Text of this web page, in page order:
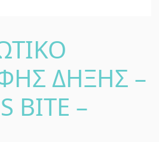
ΔΗΞΗΣ –
BITE –